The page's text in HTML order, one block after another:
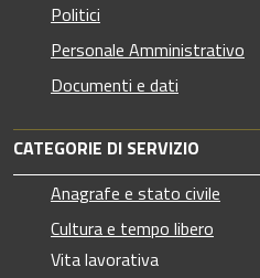
Politici
Personale Amministrativo
Documenti e dati
CATEGORIE DI SERVIZIO
Anagrafe e stato civile
Cultura e tempo libero
Vita lavorativa